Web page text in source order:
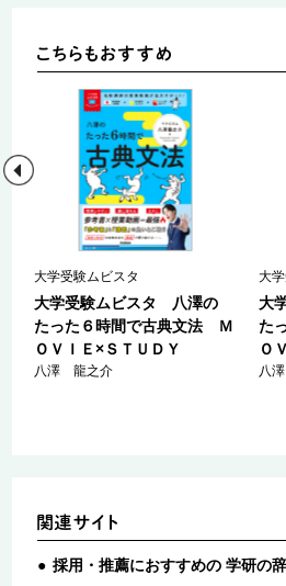
大学受験ムビスタ
大学受験ムビスタ 八澤の
たった６時間で古典文法 Ｍ
ＯＶＩＥ×ＳＴＵＤＹ
八澤 龍之介
大
大
た
Ｏ
八
採用・推薦におすすめの 学研の